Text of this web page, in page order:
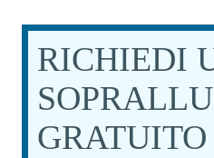
RICHIEDI
GRATUITO